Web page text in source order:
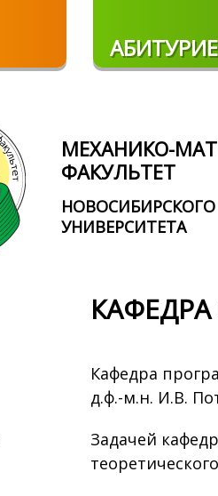
МЕХАНИКО-
ФАКУЛЬТЕТ
УНИВЕРСИТЕТА
Кафедра
д.ф.-м.н. И.В.
Задачей